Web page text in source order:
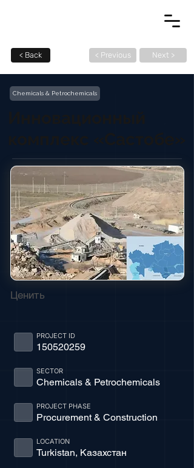
< Back < Previous Next >
Chemicals & Petrochemicals
Ценить
150520259
PROJECT ID
Chemicals & Petrochemicals
SECTOR
Procurement & Construction
PROJECT PHASE
Turkistan, Казахстан
LOCATION